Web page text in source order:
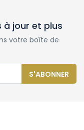
à jour et plus
votre boîte de
S'ABONNER